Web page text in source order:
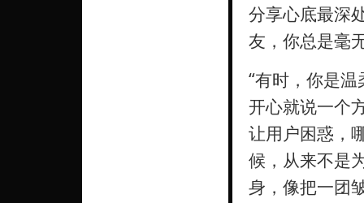
分享心底最深
友，你总是毫
“有时，你是
开心就说一个
让用户困惑，
候，从来不是
身，像把一团